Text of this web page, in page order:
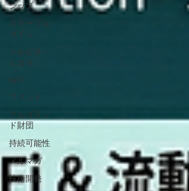
シップ
ステーブル
コイン
シルビオ・
ミカリ
NFT
ファンド
アルゴラン
ド財団
持続可能性
メルマガ
技術開発